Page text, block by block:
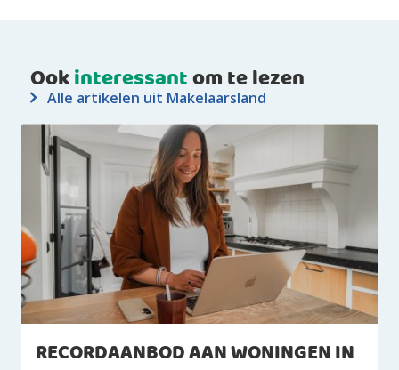
Ookinteressantom te lezen
Alle artikelen uit Makelaarsland
RECORDAANBOD AAN WONINGEN IN